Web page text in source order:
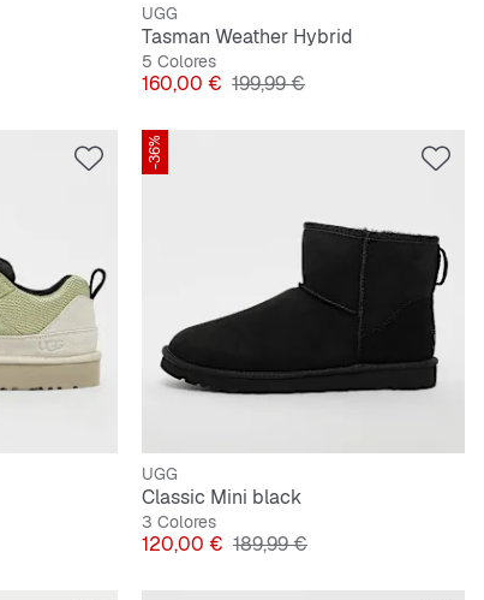
UGG
Tasman Weather Hybrid
5 Colores
Precio
160,00 € Precio original
199,99 €
-36%
UGG
Classic Mini black
3 Colores
Precio
120,00 € Precio original
189,99 €